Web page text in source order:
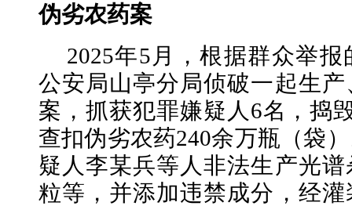
伪劣农药案
2025年5月，根据群众举
公安局山亭分局侦破一起生
案，抓获犯罪嫌疑人6名，捣
查扣伪劣农药240余万瓶（袋
疑人李某兵等人非法生产光
粒等，并添加违禁成分，经